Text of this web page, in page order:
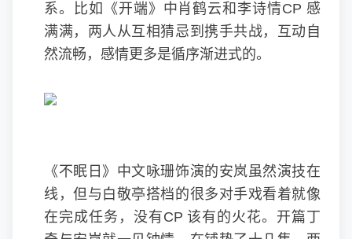
系。比如《开端》中肖鹤云和李诗情CP 感
满满，两人从互相猜忌到携手共战，互动自
然流畅，感情更多是循序渐进式的。
《不眠日》中文咏珊饰演的安岚虽然演技在
线，但与白敬亭搭档的很多对手戏看着就像
在完成任务，没有CP 该有的火花。开篇丁